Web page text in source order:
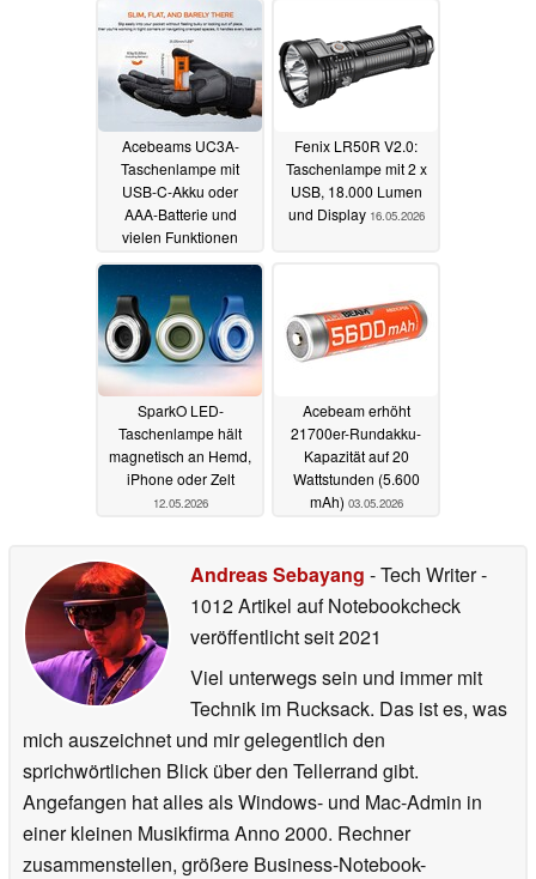
Acebeams UC3A-
Taschenlampe mit
USB-C-Akku oder
AAA-Batterie und
vielen Funktionen
20.05.2026
Fenix LR50R V2.0:
Taschenlampe mit 2 x
USB, 18.000 Lumen
und Display 16.05.2026
SparkO LED-
Taschenlampe hält
magnetisch an Hemd,
iPhone oder Zelt
12.05.2026
Acebeam erhöht
21700er-Rundakku-
Kapazität auf 20
Wattstunden (5.600
mAh) 03.05.2026
Andreas Sebayang - Tech Writer-
1012 Artikel auf Notebookcheck
veröffentlichtseit 2021
Viel unterwegs sein und immer mit
Technik im Rucksack. Das ist es, was
mich auszeichnet und mir gelegentlich den
sprichwörtlichen Blick über den Tellerrand gibt.
Angefangen hat alles als Windows- und Mac-Admin in
einer kleinen Musikfirma Anno 2000. Rechner
zusammenstellen, größere Business-Notebook-